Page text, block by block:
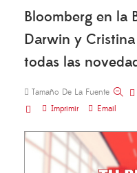
Bloomberg en la
Darwin y
todas las
Tamaño De La Fuente
Imprimir
Email